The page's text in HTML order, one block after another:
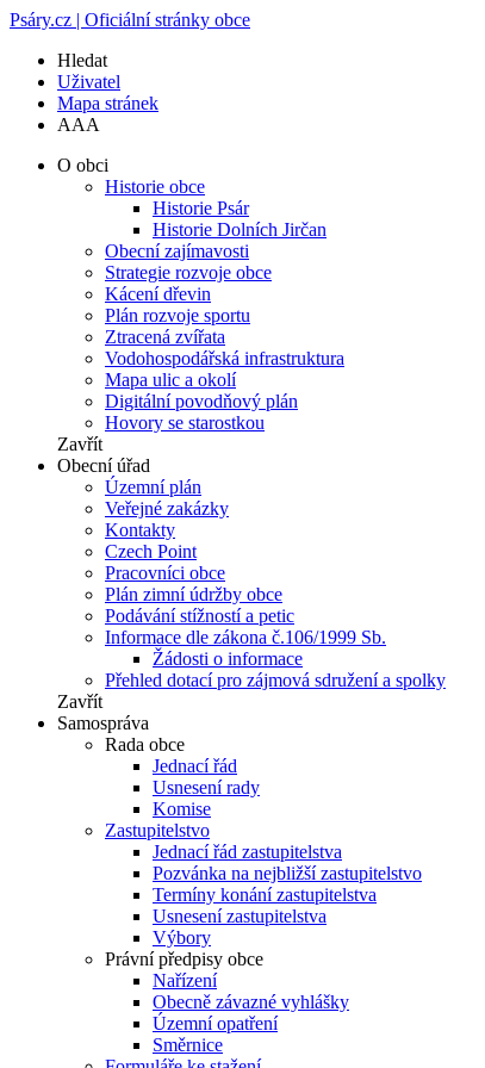
Psáry.cz | Oficiální stránky obce
Hledat
Uživatel
Mapa stránek
AAA
O obci
Historie obce
Historie Psár
Historie Dolních Jirčan
Obecní zajímavosti
Strategie rozvoje obce
Kácení dřevin
Plán rozvoje sportu
Ztracená zvířata
Vodohospodářská infrastruktura
Mapa ulic a okolí
Digitální povodňový plán
Hovory se starostkou
Zavřít
Obecní úřad
Územní plán
Veřejné zakázky
Kontakty
Czech Point
Pracovníci obce
Plán zimní údržby obce
Podávání stížností a petic
Informace dle zákona č.106/1999 Sb.
Žádosti o informace
Přehled dotací pro zájmová sdružení a spolky
Zavřít
Samospráva
Rada obce
Jednací řád
Usnesení rady
Komise
Zastupitelstvo
Jednací řád zastupitelstva
Pozvánka na nejbližší zastupitelstvo
Termíny konání zastupitelstva
Usnesení zastupitelstva
Výbory
Právní předpisy obce
Nařízení
Obecně závazné vyhlášky
Územní opatření
Směrnice